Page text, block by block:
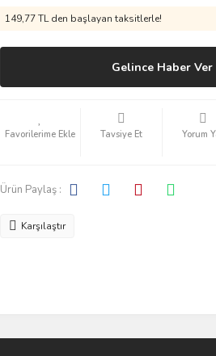
149,77 TL den başlayan taksitlerle!
Gelince Haber Ver
Tavsiye Et Yorum
Ürün Paylaş :
Karşılaştır